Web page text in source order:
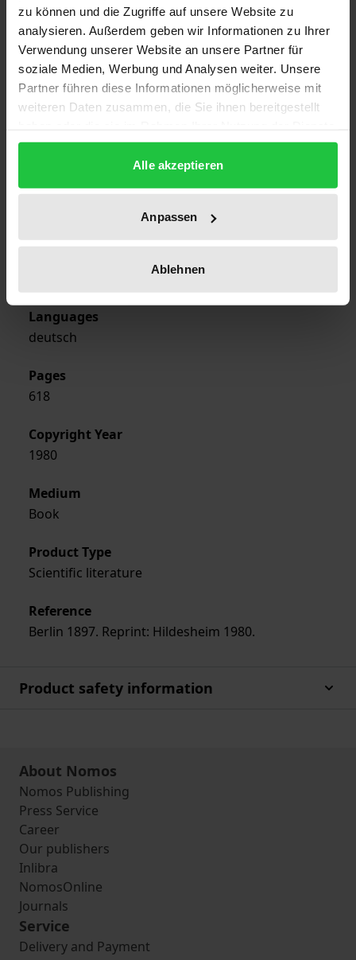
zu können und die Zugriffe auf unsere Website zu
analysieren. Außerdem geben wir Informationen zu Ihrer
Verwendung unserer Website an unsere Partner für
soziale Medien, Werbung und Analysen weiter. Unsere
Partner führen diese Informationen möglicherweise mit
weiteren Daten zusammen, die Sie ihnen bereitgestellt
gesammelt haben.
Alle akzeptieren
Anpassen
Ablehnen
Subtitle
Band 09: Die Geschichte.
Publication Date
Jan 1, 1980
Year of Publication
Publisher
Georg Olms Verlag
Languages
deutsch
Pages
618
Copyright Year
1980
Medium
Book
Product Type
Scientific literature
Reference
Berlin 1897. Reprint: Hildesheim 1980.
Product safety information
About Nomos
Nomos Publishing
Press Service
Career
Our publishers
Inlibra
NomosOnline
Journals
Service
Delivery and Payment